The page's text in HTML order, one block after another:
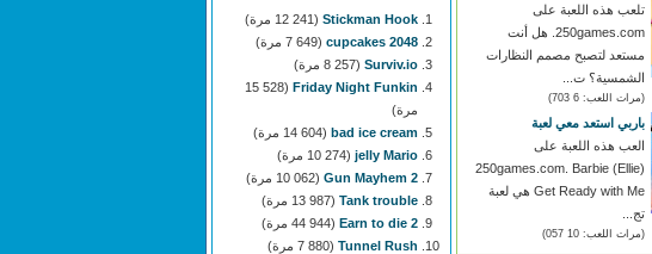
تلعب هذه اللعبة على
250games.com. هل أنت
مستعد لتصبح مصمم النظارات
الشمسية؟ ت...
(مرات اللعب: 6 703)
باربي استعد معي لعبة
العب هذه اللعبة على
250games.com. Barbie (Ellie)
Get Ready with Me هي لعبة
تج...
(مرات اللعب: 10 057)
Stickman Hook (12 241 مرة)
2048 cupcakes
(7 649 مرة)
Surviv.io (8 257 مرة)
Friday Night Funkin
(15 528
مرة)
bad ice cream (14 604 مرة)
jelly Mario (10 274 مرة)
Gun Mayhem 2 (10 062 مرة)
Tank trouble (13 987 مرة)
Earn to die 2 (44 944 مرة)
Tunnel Rush (7 880 مرة)